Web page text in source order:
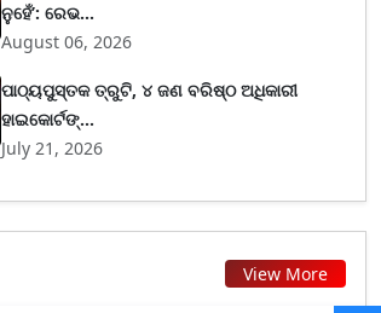
ନୁହେଁ’: ରେଭ...
August 06, 2026
ପାଠ୍ୟପୁସ୍ତକ ତ୍ରୁଟି, ୪ ଜଣ ବରିଷ୍ଠ ଅଧିକାରୀ
ହାଇକୋର୍ଟଙ୍...
July 21, 2026
View More